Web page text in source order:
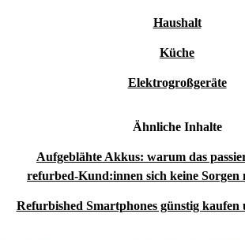
Haushalt
Küche
Elektrogroßgeräte
Ähnliche Inhalte
Aufgeblähte Akkus: warum das
refurbed-Kund:innen sich keine Sorgen
Refurbished Smartphones günstig kaufen